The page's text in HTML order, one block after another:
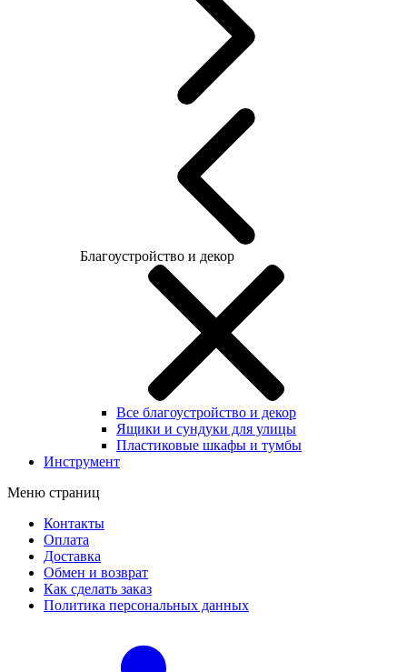
Благоустройство и декор
Все благоустройство и декор
Ящики и сундуки для улицы
Пластиковые шкафы и тумбы
Инструмент
Меню страниц
Контакты
Оплата
Доставка
Обмен и возврат
Как сделать заказ
Политика персональных данных